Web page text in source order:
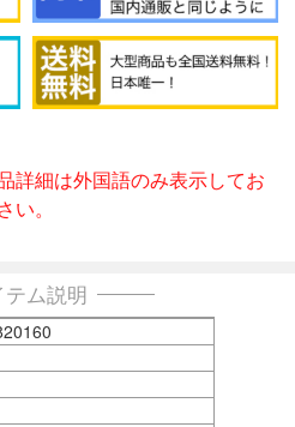
詳細は外国語のみ表示してお
。
テム説明